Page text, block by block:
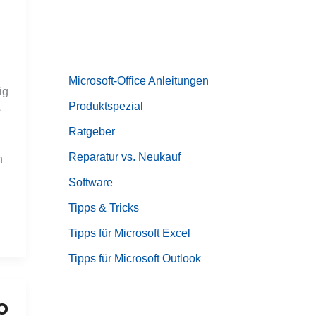
Microsoft-Office Anleitungen
Produktspezial
Ratgeber
Reparatur vs. Neukauf
Software
Tipps & Tricks
Tipps für Microsoft Excel
Tipps für Microsoft Outlook